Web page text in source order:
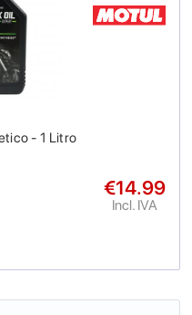
- 1 Litro
€14.99
Incl. IVA